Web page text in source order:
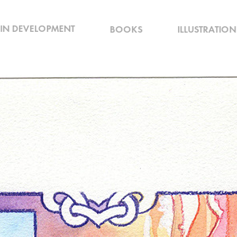
IN DEVELOPMENT BOOKS ILLUSTRATION